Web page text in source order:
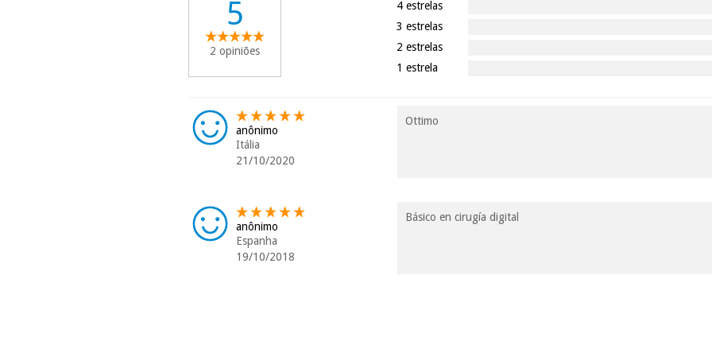
5
2 opiniões
4 estrelas
3 estrelas
2 estrelas
1 estrela
anônimo
Itália
21/10/2020
Ottimo
anônimo
Espanha
19/10/2018
Básico en cirugía digital